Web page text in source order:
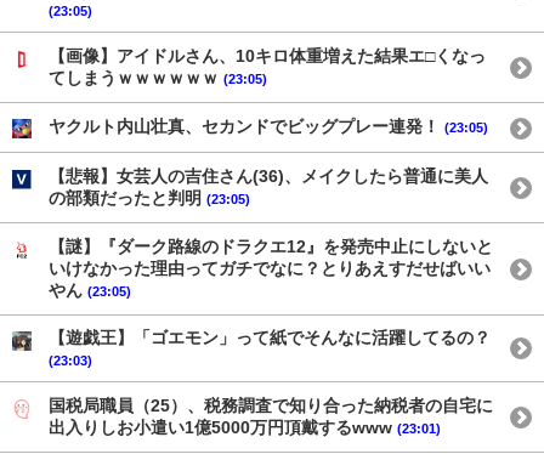
(23:05)
【画像】アイドルさん、10キロ体重増えた結果エ□くなっ
てしまうｗｗｗｗｗｗ (23:05)
ヤクルト内山壮真、セカンドでビッグプレー連発！ (23:05)
【悲報】女芸人の吉住さん(36)、メイクしたら普通に美人
の部類だったと判明 (23:05)
【謎】『ダーク路線のドラクエ12』を発売中止にしないと
いけなかった理由ってガチでなに？とりあえすだせばいい
やん (23:05)
【遊戯王】「ゴエモン」って紙でそんなに活躍してるの？
(23:03)
国税局職員（25）、税務調査で知り合った納税者の自宅に
出入りしお小遣い1億5000万円頂戴するwww (23:01)